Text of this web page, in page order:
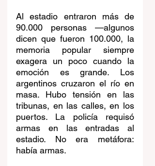
Al estadio entraron más de
90.000 personas —algunos
dicen que fueron 100.000, la
memoria popular siempre
exagera un poco cuando la
emoción es grande. Los
argentinos cruzaron el río en
masa. Hubo tensión en las
tribunas, en las calles, en los
puertos. La policía requisó
armas en las entradas al
estadio. No era metáfora:
había armas.